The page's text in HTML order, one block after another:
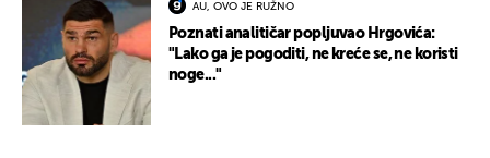
AU, OVO JE RUŽNO
Poznati analitičar popljuvao Hrgovića:
"Lako ga je pogoditi, ne kreće se, ne koristi
noge..."